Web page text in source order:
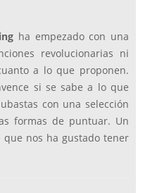
ha empezado con una
revolucionarias ni
a lo que proponen.
si se sabe a lo que
con una selección
formas de puntuar. Un
nos ha gustado tener